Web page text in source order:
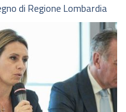
di Regione Lombardia